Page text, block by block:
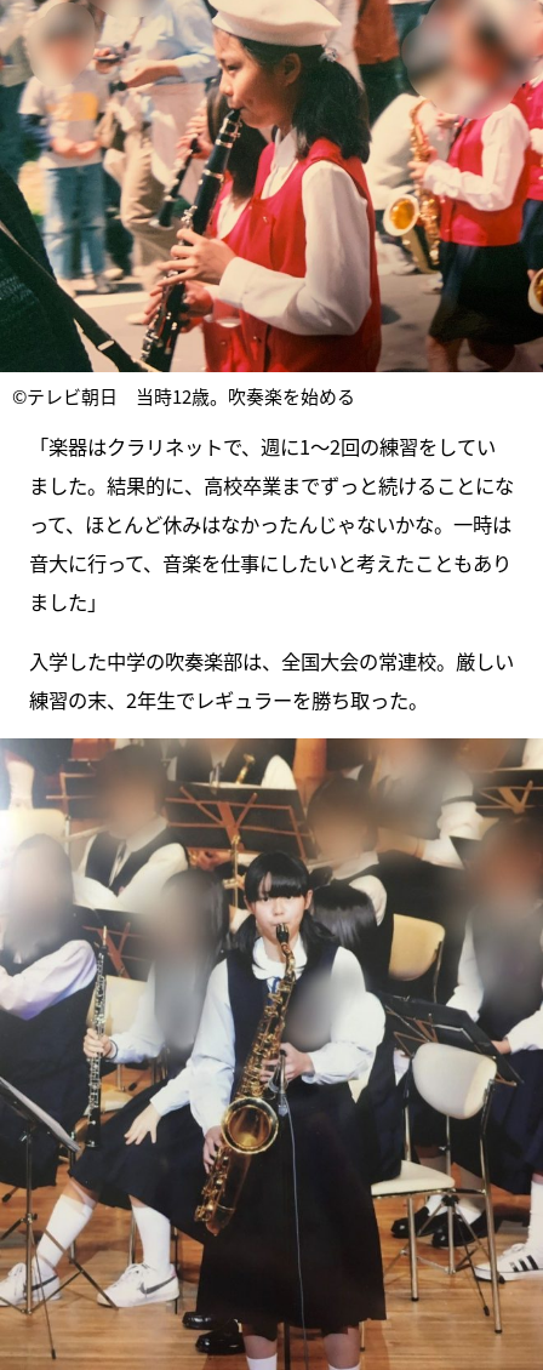
©テレビ朝日 当時12歳。吹奏楽を始める
「楽器はクラリネットで、週に1〜2回の練習をしてい
ました。結果的に、高校卒業までずっと続けることにな
って、ほとんど休みはなかったんじゃないかな。一時は
音大に行って、音楽を仕事にしたいと考えたこともあり
ました」
入学した中学の吹奏楽部は、全国大会の常連校。厳しい
練習の末、2年生でレギュラーを勝ち取った。